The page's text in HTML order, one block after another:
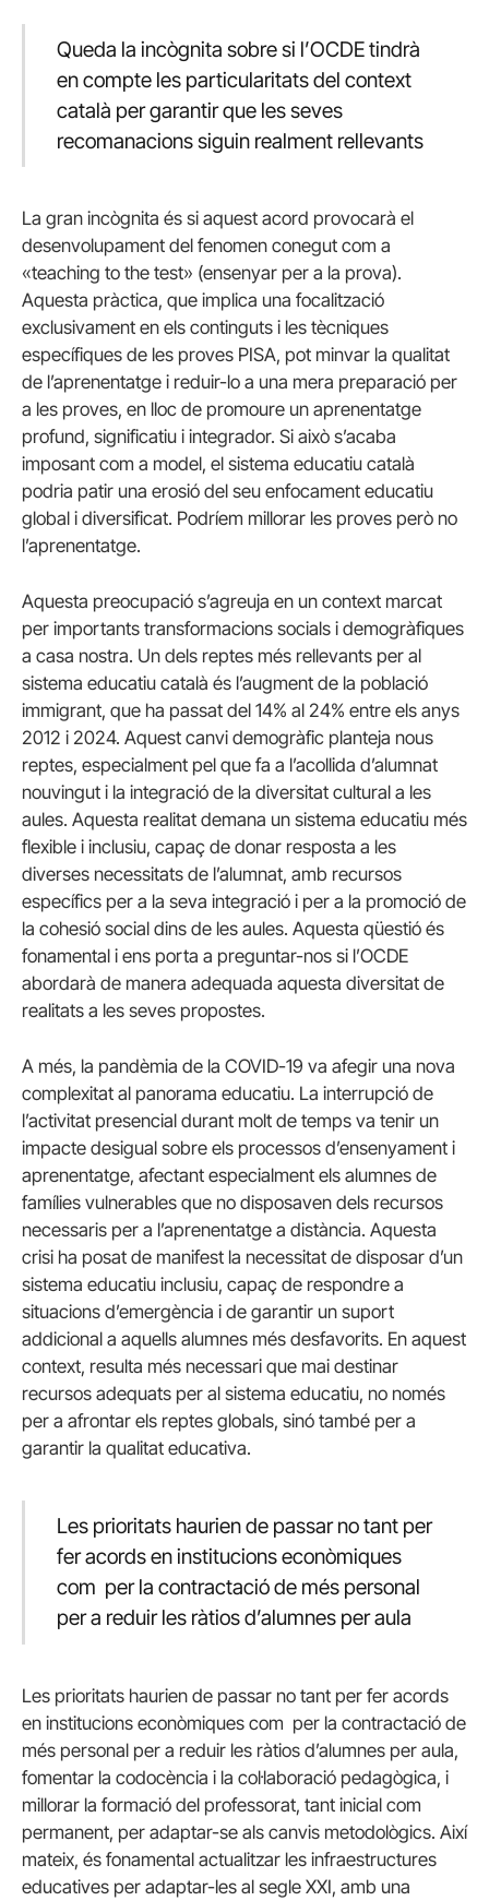
Queda la incògnita sobre si l’OCDE tindrà
en compte les particularitats del context
català per garantir que les seves
recomanacions siguin realment rellevants
La gran incògnita és si aquest acord provocarà el
desenvolupament del fenomen conegut com a
«teaching to the test» (ensenyar per a la prova).
Aquesta pràctica, que implica una focalització
exclusivament en els continguts i les tècniques
específiques de les proves PISA, pot minvar la qualitat
de l’aprenentatge i reduir-lo a una mera preparació per
a les proves, en lloc de promoure un aprenentatge
profund, significatiu i integrador. Si això s’acaba
imposant com a model, el sistema educatiu català
podria patir una erosió del seu enfocament educatiu
global i diversificat. Podríem millorar les proves però no
l’aprenentatge.
Aquesta preocupació s’agreuja en un context marcat
per importants transformacions socials i demogràfiques
a casa nostra. Un dels reptes més rellevants per al
sistema educatiu català és l’augment de la població
immigrant, que ha passat del 14% al 24% entre els anys
2012 i 2024. Aquest canvi demogràfic planteja nous
reptes, especialment pel que fa a l’acollida d’alumnat
nouvingut i la integració de la diversitat cultural a les
aules. Aquesta realitat demana un sistema educatiu més
flexible i inclusiu, capaç de donar resposta a les
diverses necessitats de l’alumnat, amb recursos
específics per a la seva integració i per a la promoció de
la cohesió social dins de les aules. Aquesta qüestió és
fonamental i ens porta a preguntar-nos si l’OCDE
abordarà de manera adequada aquesta diversitat de
realitats a les seves propostes.
A més, la pandèmia de la COVID-19 va afegir una nova
complexitat al panorama educatiu. La interrupció de
l’activitat presencial durant molt de temps va tenir un
impacte desigual sobre els processos d’ensenyament i
aprenentatge, afectant especialment els alumnes de
famílies vulnerables que no disposaven dels recursos
necessaris per a l’aprenentatge a distància. Aquesta
crisi ha posat de manifest la necessitat de disposar d’un
sistema educatiu inclusiu, capaç de respondre a
situacions d’emergència i de garantir un suport
addicional a aquells alumnes més desfavorits. En aquest
context, resulta més necessari que mai destinar
recursos adequats per al sistema educatiu, no només
per a afrontar els reptes globals, sinó també per a
garantir la qualitat educativa.
Les prioritats haurien de passar no tant per
fer acords en institucions econòmiques
com per la contractació de més personal
per a reduir les ràtios d’alumnes per aula
Les prioritats haurien de passar no tant per fer acords
en institucions econòmiques com per la contractació de
més personal per a reduir les ràtios d’alumnes per aula,
fomentar la codocència i la col·laboració pedagògica, i
millorar la formació del professorat, tant inicial com
permanent, per adaptar-se als canvis metodològics. Així
mateix, és fonamental actualitzar les infraestructures
educatives per adaptar-les al segle XXI, amb una